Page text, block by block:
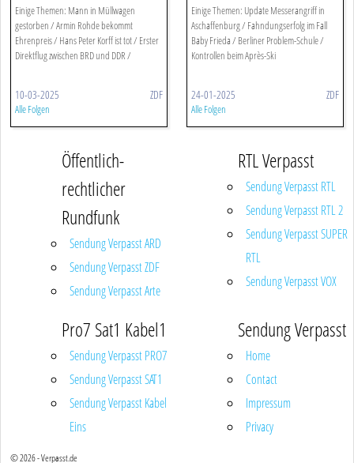
Einige Themen: Mann in Müllwagen
gestorben / Armin Rohde bekommt
Ehrenpreis / Hans Peter Korff ist tot / Erster
Direktflug zwischen BRD und DDR /
10-03-2025 ZDF
Alle Folgen
Einige Themen: Update Messerangriff in
Aschaffenburg / Fahndungserfolg im Fall
Baby Frieda / Berliner Problem-Schule /
Kontrollen beim Après-Ski
24-01-2025 ZDF
Alle Folgen
Öffentlich-
rechtlicher
Rundfunk
Sendung Verpasst ARD
Sendung Verpasst ZDF
Sendung Verpasst Arte
RTL Verpasst
Sendung Verpasst RTL
Sendung Verpasst RTL 2
Sendung Verpasst SUPER
RTL
Sendung Verpasst VOX
Pro7 Sat1 Kabel1
Sendung Verpasst PRO7
Sendung Verpasst SAT1
Sendung Verpasst Kabel
Eins
Sendung Verpasst
Home
Contact
Impressum
Privacy
© 2026 - Verpasst.de